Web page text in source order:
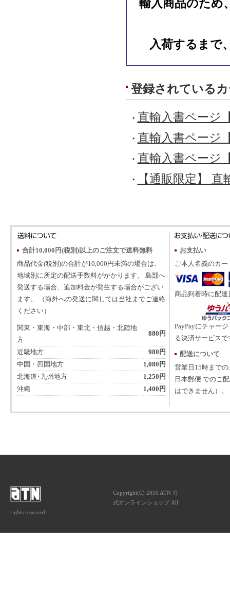
輸入商品のため
入荷するまで
登録されている
直輸入書ページ
直輸入書ページ
直輸入書ページ
【通販限定】 直
合計10,000円(税別)以上のご注文で送料無料
商品代金(税別)の合計が10,000円未満の場合は、
地域別に所定の配送手数料がかかります。 島部へ
発送する場合、追加料金が発生する場合がござい
ます。 （海外への発送に関しては当社までご連絡
ください）
関東・東海・中部・東北・信越・北陸地
方
880円
近畿地方
980円
中国・四国地方
1,080円
北海道･九州地方
1,250円
沖縄
1,400円
お支払い
ご本人名義のカ
商品到着時に配
PayPayにチャー
る決済サービスで
配送について
営業日15時まで
日本郵便 でのご
はできません）。
Copyright(C) 2010 ATN 公
式オンラインショップ All
rights reserved.